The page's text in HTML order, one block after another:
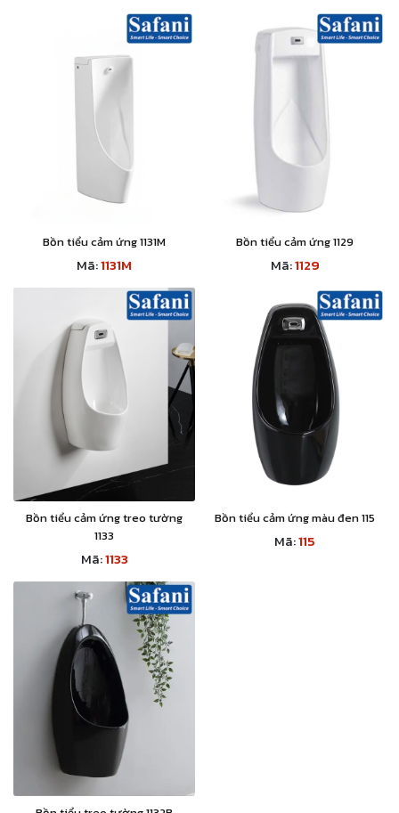
Bồn tiểu cảm ứng 1131M
Mã:1131M
Bồn tiểu cảm ứng 1129
Mã:1129
Bồn tiểu cảm ứng treo tường
1133
Mã:1133
Bồn tiểu cảm ứng màu đen 115
Mã:115